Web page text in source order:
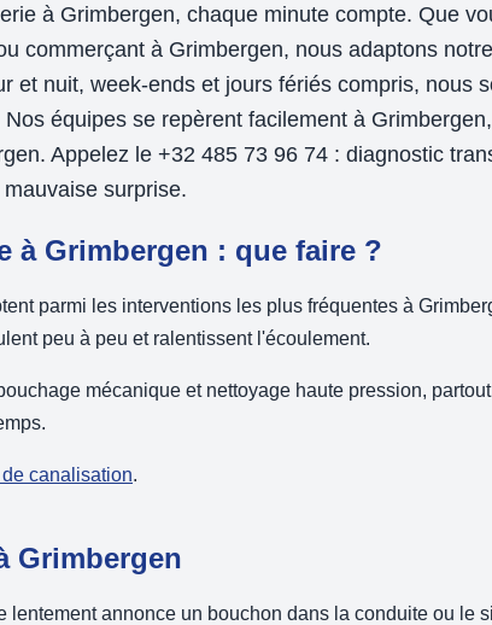
à Grimbergen, chaque minute compte. Que
commerçant à Grimbergen, nous adaptons
et nuit, week-ends et jours fériés compris, nous
équipes se repèrent facilement à
Appelez le +32 485 73 96 74 : diagnostic
surprise.
à Grimbergen : que faire ?
parmi les interventions les plus fréquentes à
peu à peu et ralentissent l'écoulement.
mécanique et nettoyage haute pression,
canalisation.
Grimbergen
lentement annonce un bouchon dans la conduite ou le